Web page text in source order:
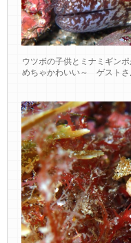
ウツボの子供とミナミギン
めちゃかわいい～ ゲストさ